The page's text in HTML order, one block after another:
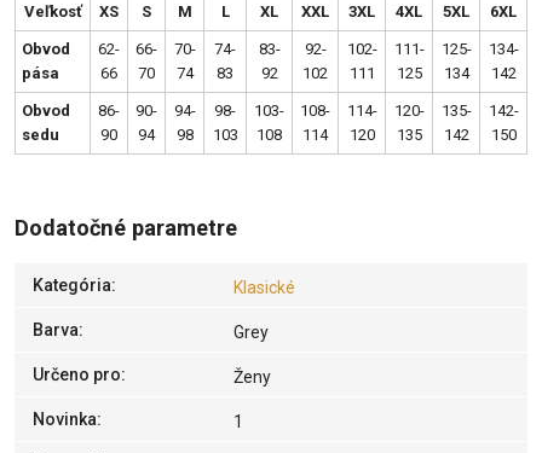
Veľkosť XS S M L XL XXL 3XL 4XL 5XL 6XL
Obvod
pása
62-
66
66-
70
70-
74
74-
83
83-
92
92-
102
102-
111
111-
125
125-
134
134-
142
Obvod
sedu
86-
90
90-
94
94-
98
98-
103
103-
108
108-
114
114-
120
120-
135
135-
142
142-
150
Dodatočné parametre
Kategória: Klasické
Barva: Grey
Určeno pro: Ženy
Novinka: 1